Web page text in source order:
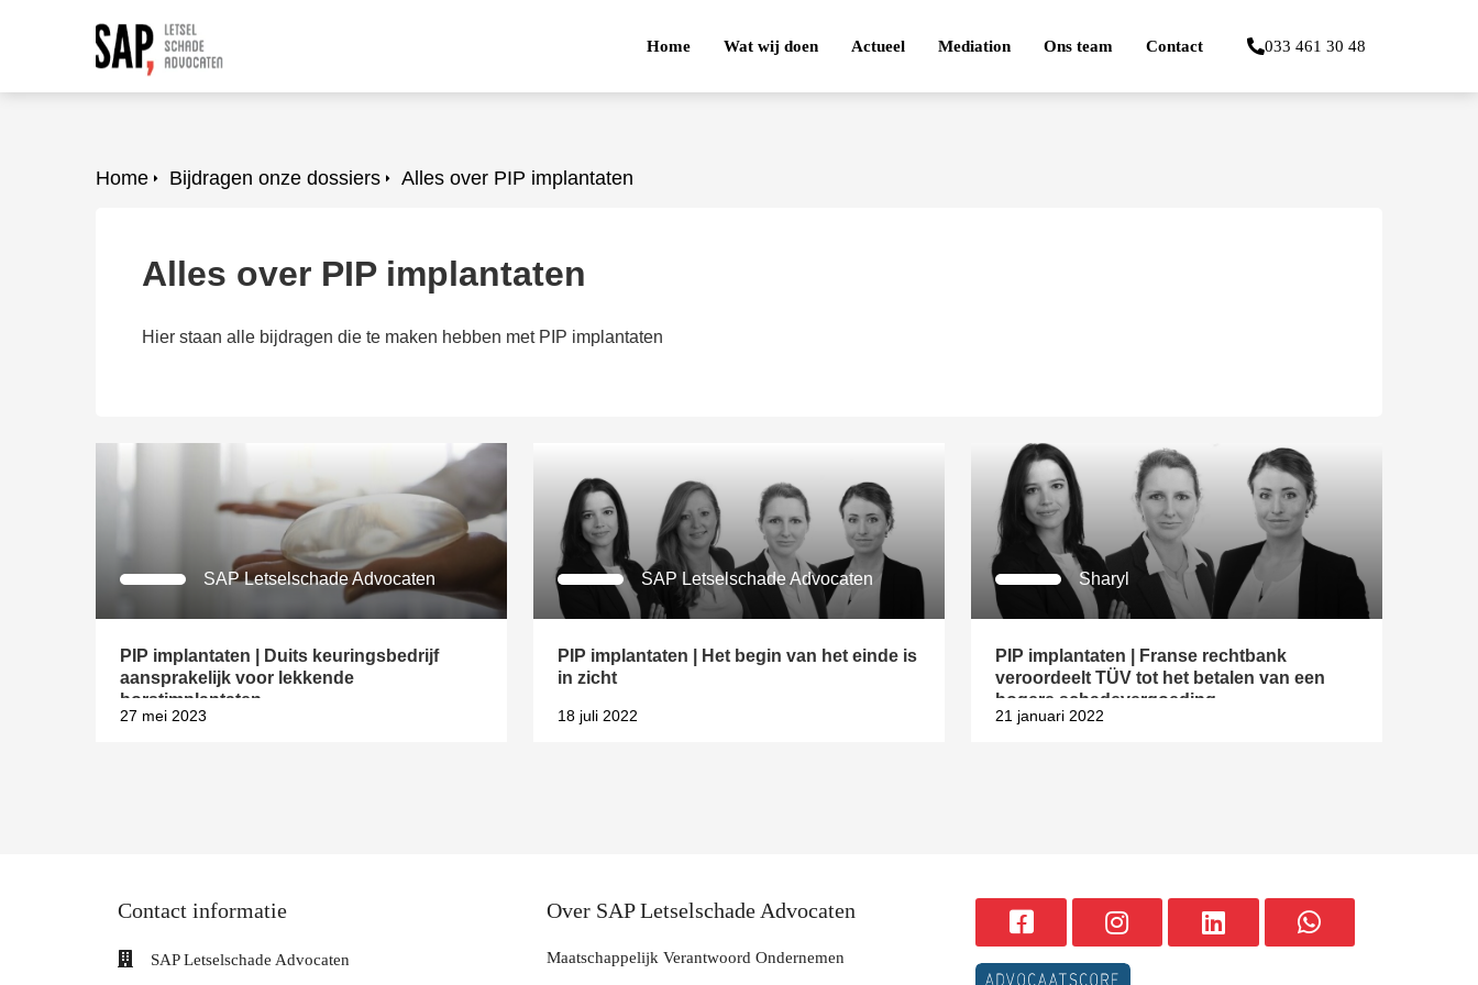
Home Wat wij doen Actueel Mediation Ons team Contact 033 461 30 48
Alles over PIP implantaten
Bijdragen onze dossiers
Home
Alles over PIP implantaten
Hier staan alle bijdragen die te maken hebben met PIP implantaten
SAP Letselschade Advocaten
PIP implantaten | Duits keuringsbedrijf
aansprakelijk voor lekkende
borstimplantaten
27 mei 2023
SAP Letselschade Advocaten
PIP implantaten | Het begin van het einde is
in zicht
18 juli 2022
Sharyl
PIP implantaten | Franse rechtbank
veroordeelt TÜV tot het betalen van een
hogere schadevergoeding
21 januari 2022
Contact informatie
SAP Letselschade Advocaten
Over SAP Letselschade Advocaten
Maatschappelijk Verantwoord Ondernemen